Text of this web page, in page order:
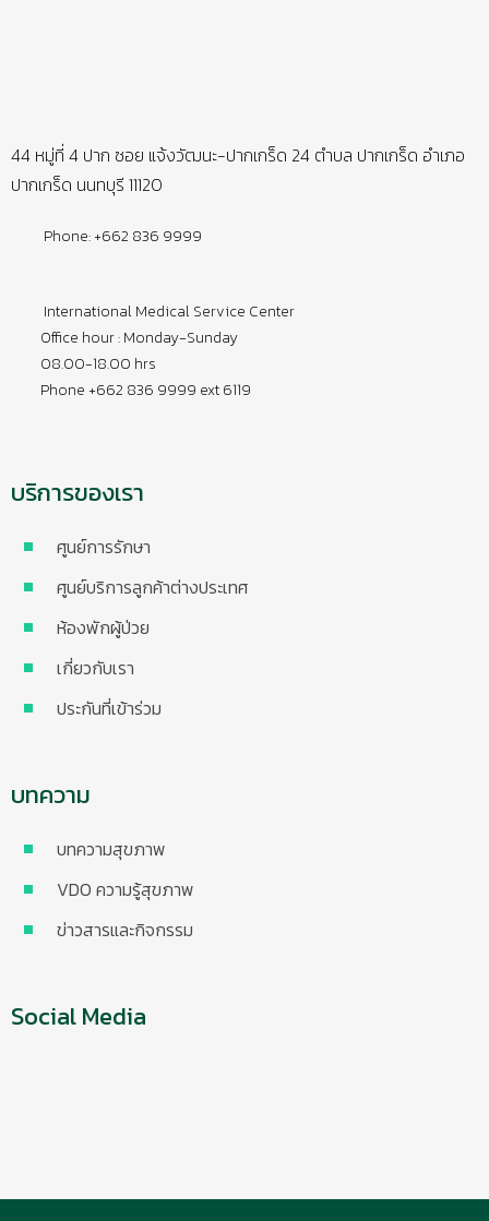
44 หมู่ที่ 4 ปาก ซอย แจ้งวัฒนะ-ปากเกร็ด 24 ตำบล ปากเกร็ด อำเภอ
ปากเกร็ด นนทบุรี 11120
Phone: +662 836 9999
International Medical Service Center
Office hour : Monday-Sunday
08.00-18.00 hrs
Phone +662 836 9999 ext 6119
บริการของเรา
ศูนย์การรักษา
ศูนย์บริการลูกค้าต่างประเทศ
ห้องพักผู้ป่วย
เกี่ยวกับเรา
ประกันที่เข้าร่วม
บทความ
บทความสุขภาพ
VDO ความรู้สุขภาพ
ข่าวสารและกิจกรรม
Social Media